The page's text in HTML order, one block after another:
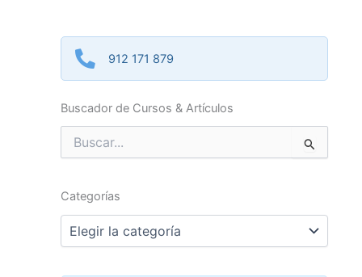
912 171 879
Buscador de Cursos & Artículos
Buscar
por:
Categorías
Categorías